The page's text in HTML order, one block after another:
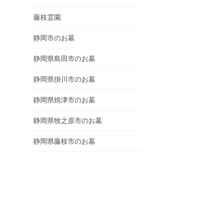
藤枝霊園
静岡市のお墓
静岡県島田市のお墓
静岡県掛川市のお墓
静岡県焼津市のお墓
静岡県牧之原市のお墓
静岡県藤枝市のお墓